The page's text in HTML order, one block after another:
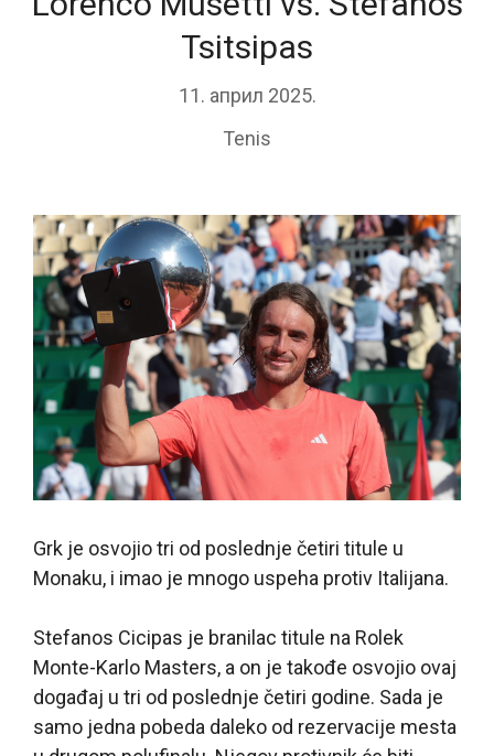
Tsitsipas
11. април 2025.
Tenis
Grk je osvojio tri od poslednje četiri titule u
Monaku, i imao je mnogo uspeha protiv Italijana.
Stefanos Cicipas je branilac titule na Rolek
Monte-Karlo Masters, a on je takođe osvojio ovaj
događaj u tri od poslednje četiri godine. Sada je
samo jedna pobeda daleko od rezervacije mesta